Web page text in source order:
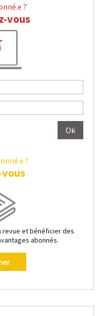
?
vous
?
revue et bénéficier des
abonnés.